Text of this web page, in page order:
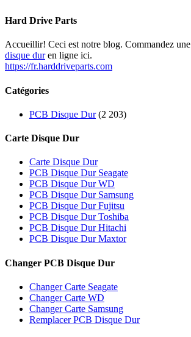
Hard Drive Parts
Accueillir! Ceci est notre blog. Commandez une
disque duren ligne ici.
https://fr.harddriveparts.com
Catégories
PCB Disque Dur(2 203)
Carte Disque Dur
Carte Disque Dur
PCB Disque Dur Seagate
PCB Disque Dur WD
PCB Disque Dur Samsung
PCB Disque Dur Fujitsu
PCB Disque Dur Toshiba
PCB Disque Dur Hitachi
PCB Disque Dur Maxtor
Changer PCB Disque Dur
Changer Carte Seagate
Changer Carte WD
Changer Carte Samsung
Remplacer PCB Disque Dur